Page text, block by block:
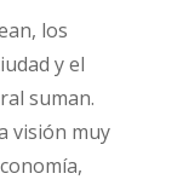
los
y el
suman.
visión muy